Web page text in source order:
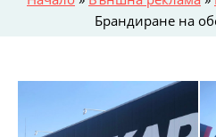
Брандиране на